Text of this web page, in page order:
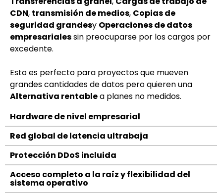
Hardware de nivel empresarial
Red global de latencia ultrabaja
Protección DDoS incluida
Acceso completo a la raíz y flexibilidad del
sistema operativo
CDN, transmisión de medios, Copias de
seguridad grandesy Operaciones de datos
empresarialessin preocuparse por los cargos por
excedente.
Esto es perfecto para proyectos que mueven
grandes cantidades de datos pero quieren una
Alternativa rentablea planes no medidos.